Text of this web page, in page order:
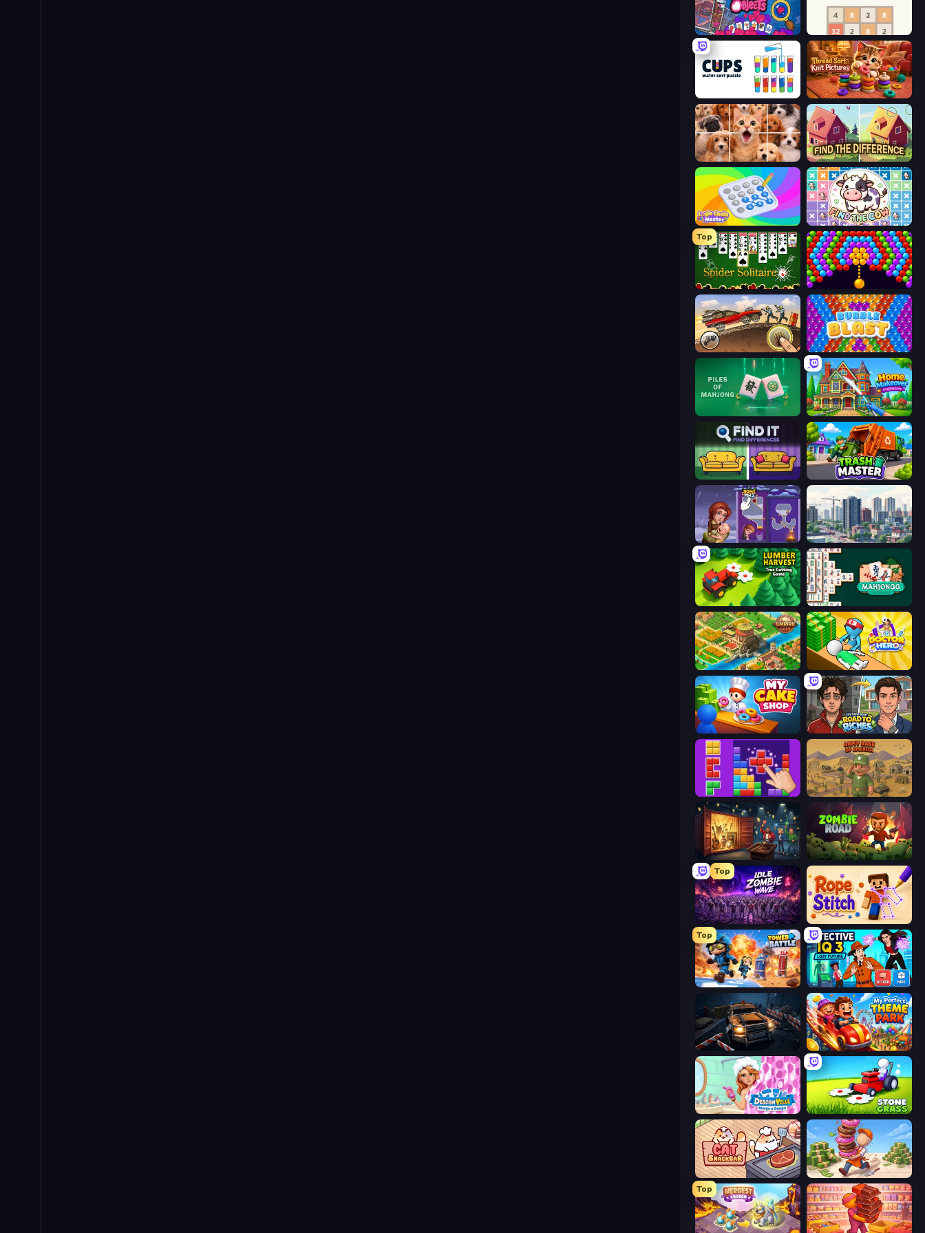
Hidden Objects 2048
Cups - Water Sort Puzzle Thread Sort: Knit Pictures
Jigpic Solitaire Find The Difference
Logic Chain Master Find The Cow
Top
Spider Solitaire Bubble Story
Earn to Die: Zombie Ride Bubble Blast
Piles of Mahjong Home Makeover Cleaning Game
Find It - Find The Differences Trash Master
Home Pin 2 SuperCity 3D
Lumber Harvest: Tree Cutting Game Mahjongg Solitaire
Empire City Doctor Hero
My Cake Shop Life Simulator: Road to Riches
BlockBuster Puzzle Army Base Of America
Container Auction Zombie Road
Top
Idle Zombie Wave: Survivors Rope Stitch Puzzle
Top
Tower Battle Detective IQ 3
Cars vs Zombies My Perfect Theme Park
Designville: Merge & Design Stone Grass: Mowing Simulator
Cat Snack Bar Donut Place
Top